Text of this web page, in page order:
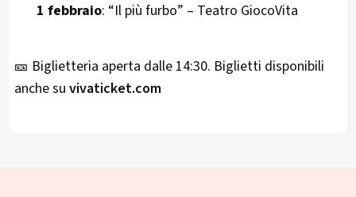
1 febbraio: “Il più furbo” – Teatro GiocoVita
🎫 Biglietteria aperta dalle 14:30. Biglietti disponibili
anche su vivaticket.com